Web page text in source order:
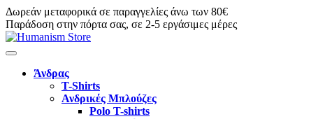
Δωρεάν μεταφορικά σε παραγγελίες άνω των 80€
Παράδοση στην πόρτα σας, σε 2-5 εργάσιμες μέρες
Άνδρας
T-Shirts
Ανδρικές Μπλούζες
Polo T-shirts